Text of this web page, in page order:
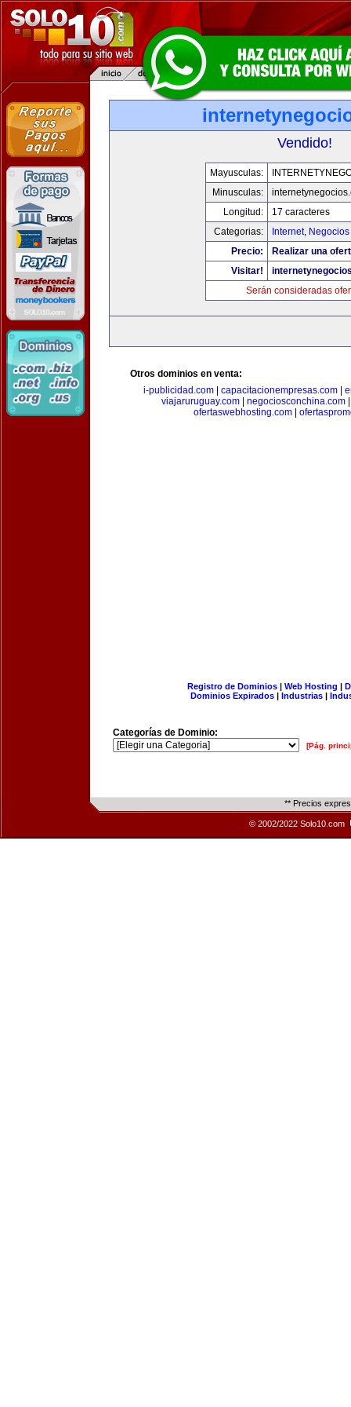
Vendido!
Mayusculas:
Minusculas:
Longitud:
17 caracteres
Categorias:
Internet, Negocios
Precio:
Realizar una
Visitar!
Serán consideradas
Otros dominios en venta:
i-publicidad.com| capacitacionempresas.com|
viajaruruguay.com| negociosconchina.com
ofertaswebhosting.com|
Registro de Dominios| Web Hosting |
Dominios Expirados | Industrias |
Categorías de Dominio:
[Pág.
** Precios
© 2002/2022 Solo10.com